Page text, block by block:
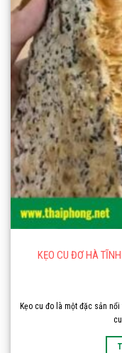
KẸO CU ĐƠ HÀ
Kẹo cu đo là một đặc sản